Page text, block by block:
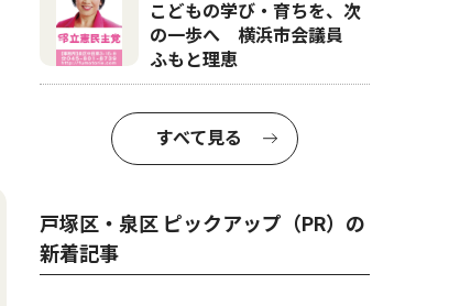
こどもの学び・育ちを、次
の一歩へ 横浜市会議員
ふもと理恵
すべて見る
戸塚区・泉区 ピックアップ（PR）の
新着記事